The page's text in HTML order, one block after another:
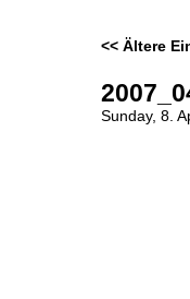
<< Ältere
Sunday, 8.